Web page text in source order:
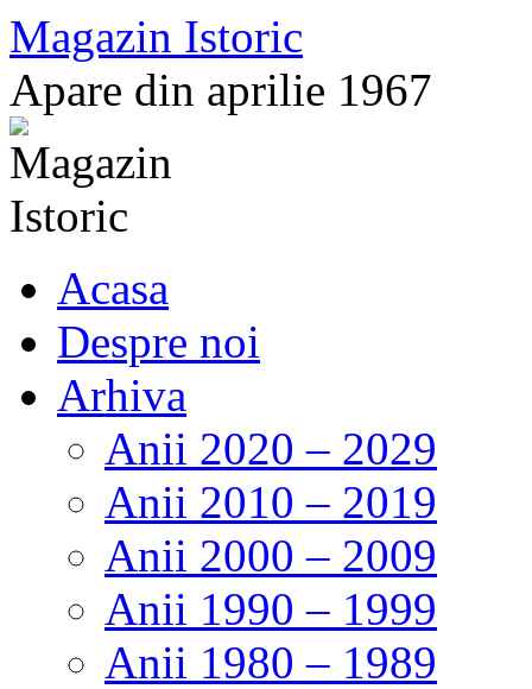
Sari
la
conținut
Magazin Istoric
Apare din aprilie 1967
Acasa
Despre noi
Arhiva
Anii 2020 – 2029
Anii 2010 – 2019
Anii 2000 – 2009
Anii 1990 – 1999
Anii 1980 – 1989